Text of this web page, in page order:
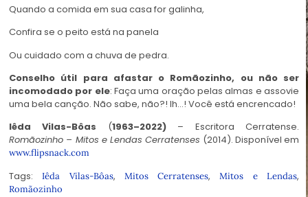
Quando a comida em sua casa for galinha,
Confira se o peito está na panela
Ou cuidado com a chuva de pedra.
Conselho útil para afastar o Romãozinho, ou não ser
incomodado por ele: Faça uma oração pelas almas e assovie
uma bela canção. Não sabe, não?! Ih…! Você está encrencado!
Iêda Vilas-Bôas (1963–2022) – Escritora Cerratense.
Romãozinho – Mitos e Lendas Cerratenses (2014). Disponível em
www.flipsnack.com
Tags:Iêda Vilas-Bôas, Mitos Cerratenses,Mitos e Lendas,
Romãozinho